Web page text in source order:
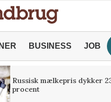
BUSINESS JOB
Russisk mælkepris dykker
procent